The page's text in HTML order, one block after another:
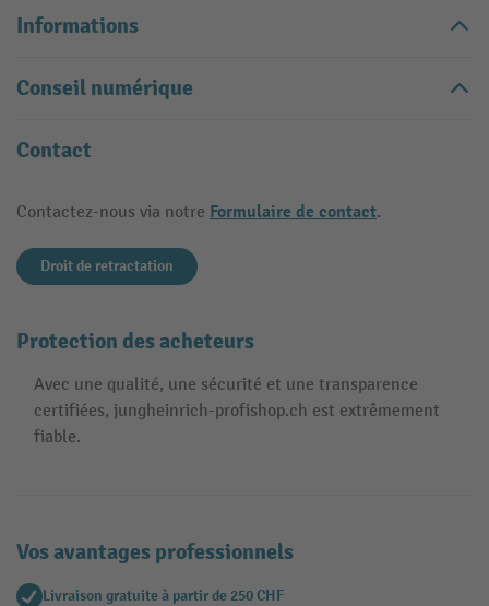
Informations
Conseil numérique
Contact
Contactez-nous via notre Formulaire de contact.
Droit de retractation
Protection des acheteurs
Avec une qualité, une sécurité et une transparence
certifiées, jungheinrich-profishop.ch est extrêmement
fiable.
Vos avantages professionnels
Livraison gratuite à partir de 250 CHF